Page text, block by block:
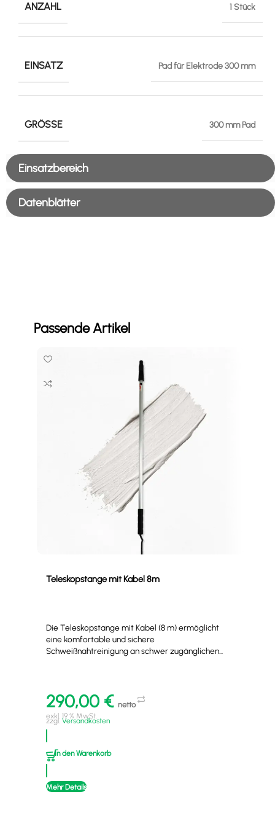
ANZAHL 1 Stück
EINSATZ Pad für Elektrode 300 mm
GRÖSSE 300 mm Pad
Einsatzbereich
Datenblätter
Passende Artikel
Teleskopstange mit Kabel 8m
Die Teleskopstange mit Kabel (8 m) ermöglicht
eine komfortable und sichere
Schweißnahtreinigung an schwer zugänglichen...
290,00 € netto
exkl. 19 % MwSt.
zzgl. Versandkosten
In den Warenkorb
Mehr Details